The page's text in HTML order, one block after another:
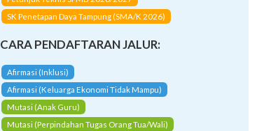
Petunjuk Teknis SPMB 2026/2027
SK Penetapan Daya Tampung (SMA/K 2026)
CARA PENDAFTARAN JALUR:
Afirmasi (Inklusi)
Afirmasi (Keluarga Ekonomi Tidak Mampu)
Mutasi (Anak Guru)